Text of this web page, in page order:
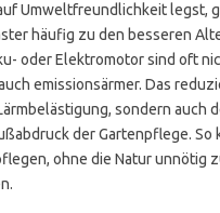
Umweltfreundlichkeit legst,
häufig zu den besseren
oder Elektromotor sind oft
emissionsärmer. Das
sondern auch
der Gartenpflege. So
ohne die Natur unnötig